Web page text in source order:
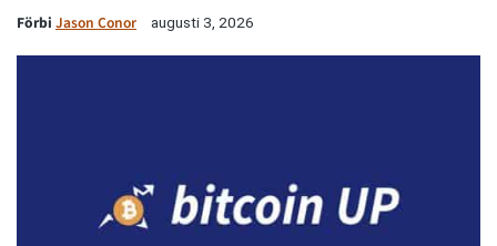
Förbi Jason Conor augusti 3, 2026